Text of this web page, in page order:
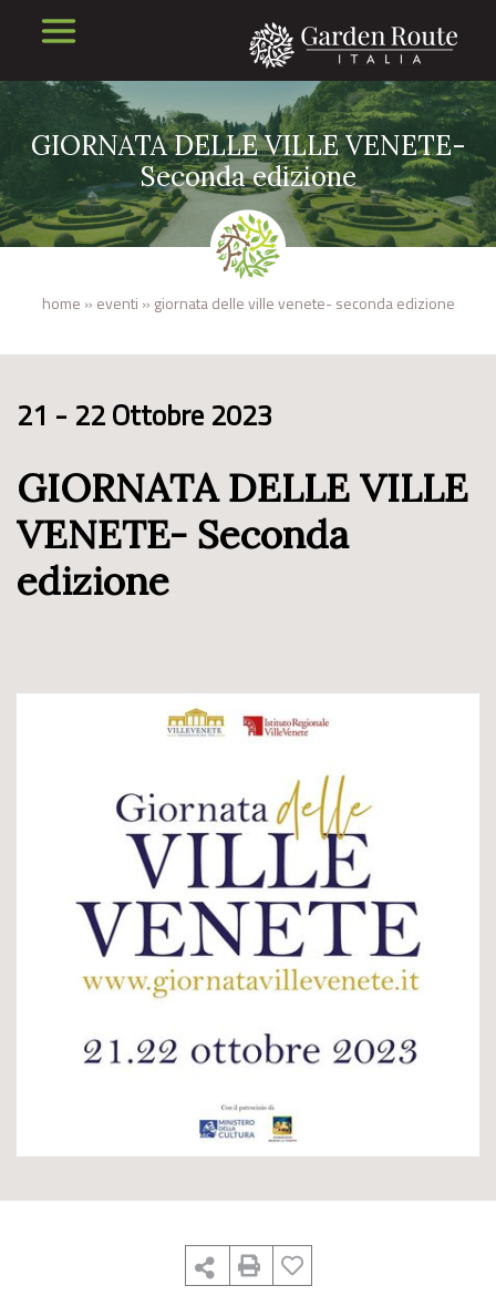
GIORNATA DELLE VILLE VENETE-
Seconda edizione
home » eventi » giornata delle ville venete- seconda edizione
21 - 22 Ottobre 2023
GIORNATA DELLE VILLE
VENETE- Seconda
edizione